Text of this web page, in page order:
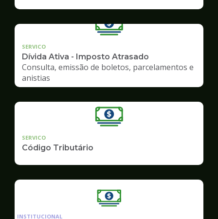
SERVICO
Dívida Ativa - Imposto Atrasado
Consulta, emissão de boletos, parcelamentos e
anistias
SERVICO
Código Tributário
Ilustração
INSTITUCIONAL